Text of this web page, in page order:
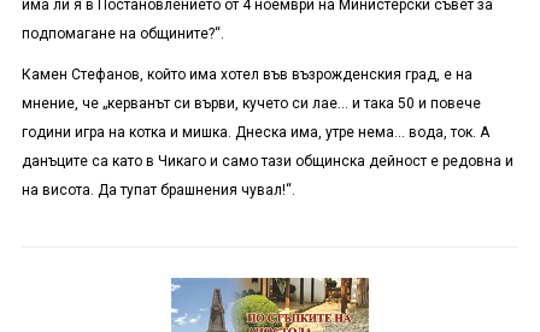
има ли я в Постановлението от 4 ноември на Министерски съвет за
подпомагане на общините?“.
Камен Стефанов, който има хотел във възрожденския град, е на
мнение, че „керванът си върви, кучето си лае… и така 50 и повече
години игра на котка и мишка. Днеска има, утре нема… вода, ток. А
данъците са като в Чикаго и само тази общинска дейност е редовна и
на висота. Да тупат брашнения чувал!“.